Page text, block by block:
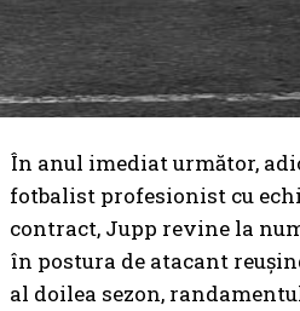
În anul imediat următor,
fotbalist profesionist cu
contract, Jupp revine la
în postura de atacant
al doilea sezon,